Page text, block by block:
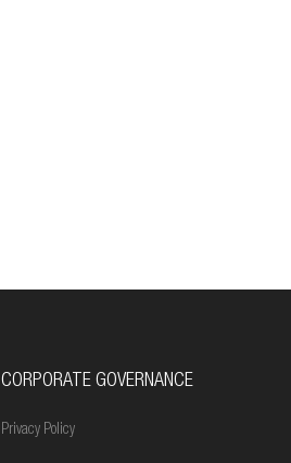
CORPORATE GOVERNANCE
Privacy Policy